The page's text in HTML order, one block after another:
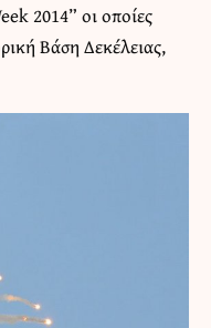
2014” οι οποίες
Βάση Δεκέλειας,